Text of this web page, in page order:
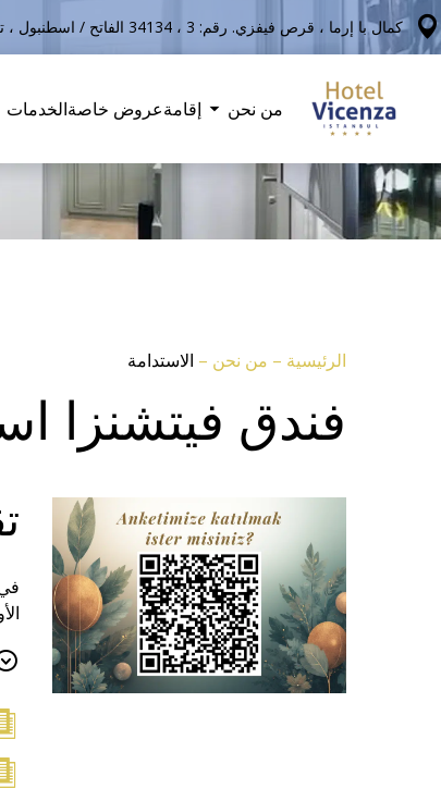
كمال با إرما ، قرص فيفزي. رقم: 3 ، 34134 الفاتح / اسطنبول ، ترشقية
من نحن إقامةعروض خاصةالخدمات
الرئيسية – من نحن – الاستدامة
فندق فيتشنزا